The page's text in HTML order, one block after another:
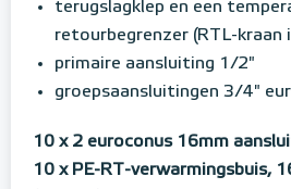
terugslagklep en een
retourbegrenzer (RTL-kraan
primaire aansluiting 1/2"
groepsaansluitingen 3/4"
10 x 2 euroconus 16mm
10 x PE-RT-verwarmingsbuis,